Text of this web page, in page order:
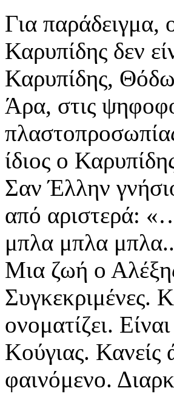
Για
Καρυπίδης δεν
Καρυπίδης,
Άρα, στις
ίδιος ο
Σαν Έλλην
από αριστερά:
μπλα μπλα
Μια ζωή ο
Συγκεκριμένες.
ονοματίζει.
Κούγιας. Κανείς
φαινόμενο.